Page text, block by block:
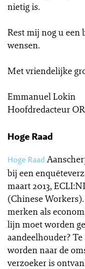
nietig is.
Rest mij nog u een
wensen.
Met vriendelijke
Emmanuel Lokin
Hoofdredacteur
Hoge Raad
Hoge Raad
bij een
maart 2013,
(Chinese
merken als
lijn moet worden
aandeelhouder?
worden naar de
verzoeker is